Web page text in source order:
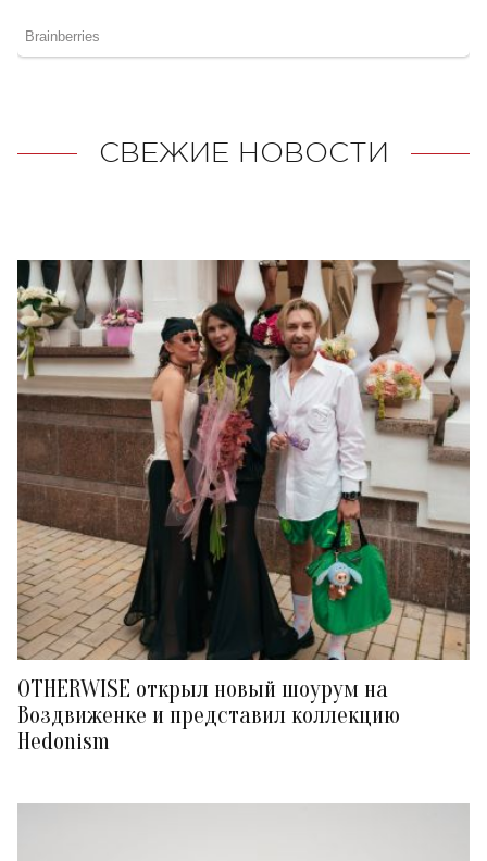
СВЕЖИЕ НОВОСТИ
OTHERWISE открыл новый шоурум на
Воздвиженке и представил коллекцию
Hedonism